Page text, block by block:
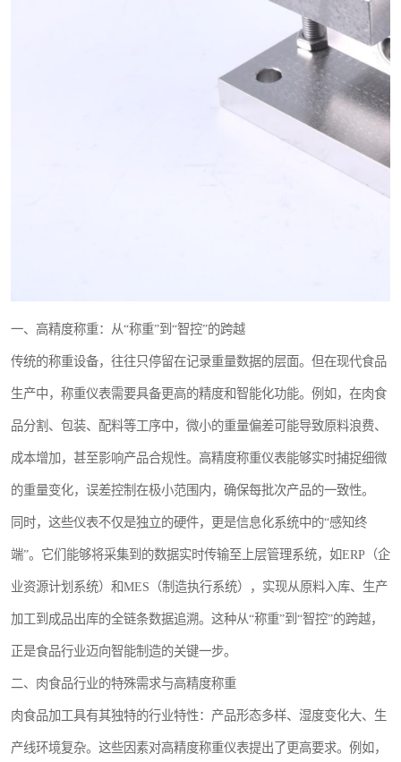
一、高精度称重：从“称重”到“智控”的跨越
传统的称重设备，往往只停留在记录重量数据的层面。但在现代食品
生产中，称重仪表需要具备更高的精度和智能化功能。例如，在肉食
品分割、包装、配料等工序中，微小的重量偏差可能导致原料浪费、
成本增加，甚至影响产品合规性。高精度称重仪表能够实时捕捉细微
的重量变化，误差控制在极小范围内，确保每批次产品的一致性。
同时，这些仪表不仅是独立的硬件，更是信息化系统中的“感知终
端”。它们能够将采集到的数据实时传输至上层管理系统，如ERP（企
业资源计划系统）和MES（制造执行系统），实现从原料入库、生产
加工到成品出库的全链条数据追溯。这种从“称重”到“智控”的跨越，
正是食品行业迈向智能制造的关键一步。
二、肉食品行业的特殊需求与高精度称重
肉食品加工具有其独特的行业特性：产品形态多样、湿度变化大、生
产线环境复杂。这些因素对高精度称重仪表提出了更高要求。例如，